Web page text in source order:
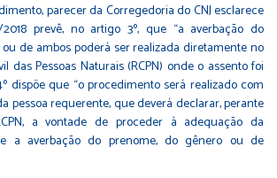
parecer da Corregedoria do CNJ esclarece
prevê, no artigo 3º, que “a averbação do
de ambos poderá ser realizada diretamente no
das Pessoas Naturais (RCPN) onde o assento foi
dispõe que “o procedimento será realizado com
pessoa requerente, que deverá declarar, perante
a vontade de proceder à adequação da
a averbação do prenome, do gênero ou de